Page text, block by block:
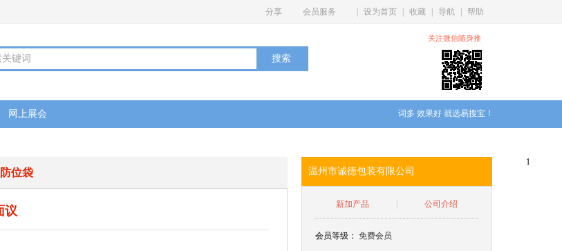
分享 会员服务 设为首页 收藏 导航 帮助
键词
关注微信随身推
网上展会 词多 效果好 就选易搜宝！
位袋
议
温州市诚德包装有限公司
新加产品 公司介绍
会员等级：免费会员
1